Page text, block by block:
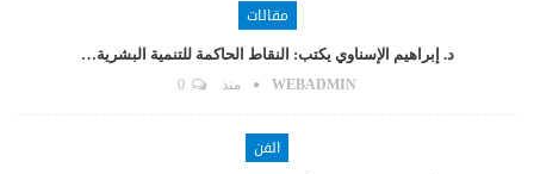
مقالات
د. إبراهيم الإسناوي يكتب: النقاط الحاكمة للتنمية البشرية…
WEBADMIN منذ
الفن